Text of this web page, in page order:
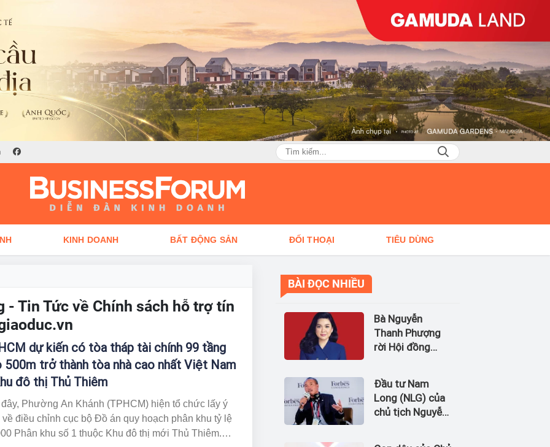
KINH DOANH BẤT ĐỘNG SẢN ĐỐI THOẠI TIÊU DÙNG
- Tin Tức về Chính sách hỗ trợ tín
dự kiến có tòa tháp tài chính 99 tầng
500m trở thành tòa nhà cao nhất Việt Nam
đô thị Thủ Thiêm
Phường An Khánh (TPHCM) hiện tổ chức lấy ý
về điều chỉnh cục bộ Đồ án quy hoạch phân khu tỷ lệ
Phân khu số 1 thuộc Khu đô thị mới Thủ Thiêm.
BÀI ĐỌC NHIỀU
Bà Nguyễn
Thanh Phượng
rời Hội đồng
hàng Bản Việt
(BVBank)
Đầu tư Nam
Long (NLG) của
chủ tịch Nguyễn
kiến bán quỹ đất